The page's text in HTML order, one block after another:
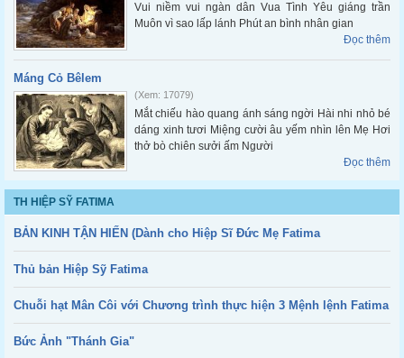
Vui niềm vui ngàn dân Vua Tình Yêu giáng trần
Muôn vì sao lấp lánh Phút an bình nhân gian
Đọc thêm
Máng Cỏ Bêlem
(Xem: 17079)
Mắt chiếu hào quang ánh sáng ngời Hài nhi nhỏ bé
dáng xinh tươi Miệng cười âu yếm nhìn lên Mẹ Hơi
thở bò chiên sưởi ấm Người
Đọc thêm
TH HIỆP SỸ FATIMA
BẢN KINH TẬN HIẾN (Dành cho Hiệp Sĩ Đức Mẹ Fatima
Thủ bản Hiệp Sỹ Fatima
Chuỗi hạt Mân Côi với Chương trình thực hiện 3 Mệnh lệnh Fatima
Bức Ảnh "Thánh Gia"